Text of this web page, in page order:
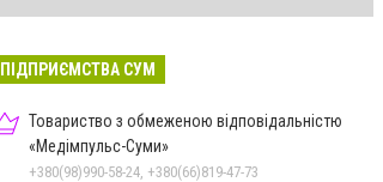
ПІДПРИЄМСТВА СУМ
Товариство з обмеженою відповідальністю
«Медімпульс-Суми»
+380(98)990-58-24, +380(66)819-47-73